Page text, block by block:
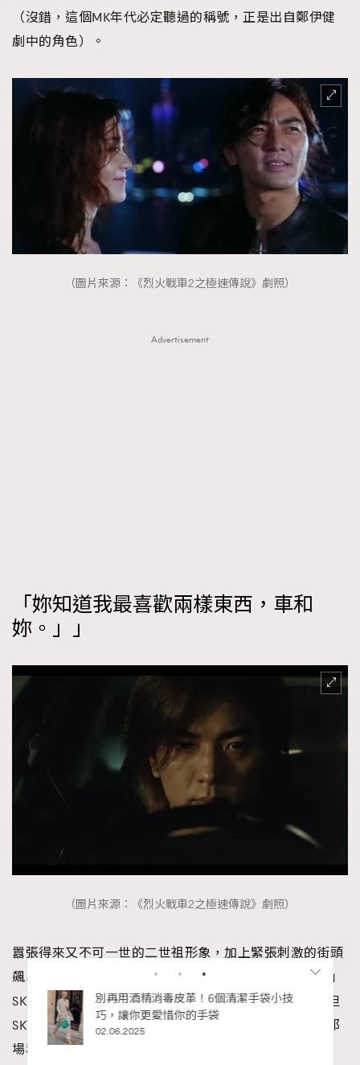
（沒錯，這個MK年代必定聽過的稱號，正是出自鄭伊健
劇中的角色）。
（圖片來源：《烈火戰車2之極速傳說》劇照）
Advertisement
「妳知道我最喜歡兩樣東西，車和
妳。」」
（圖片來源：《烈火戰車2之極速傳說》劇照）
囂張得來又不可一世的二世祖形象，加上緊張刺激的街頭
飆車場面，讓當年的少男都會幻想自己是「公主道車神」
SKY，即使沒有之前經典角色般靠譜討好的正面形象，但
SKY哥哥的帥氣俊朗、對心愛的女人霸氣（當然少不了那
場和林熙蕾的經典車震場面）、和在目中無人背後的起
的顯
別再用酒精消毒皮革！6個清潔手袋小技
巧，讓你更愛惜你的手袋
02.06.2025